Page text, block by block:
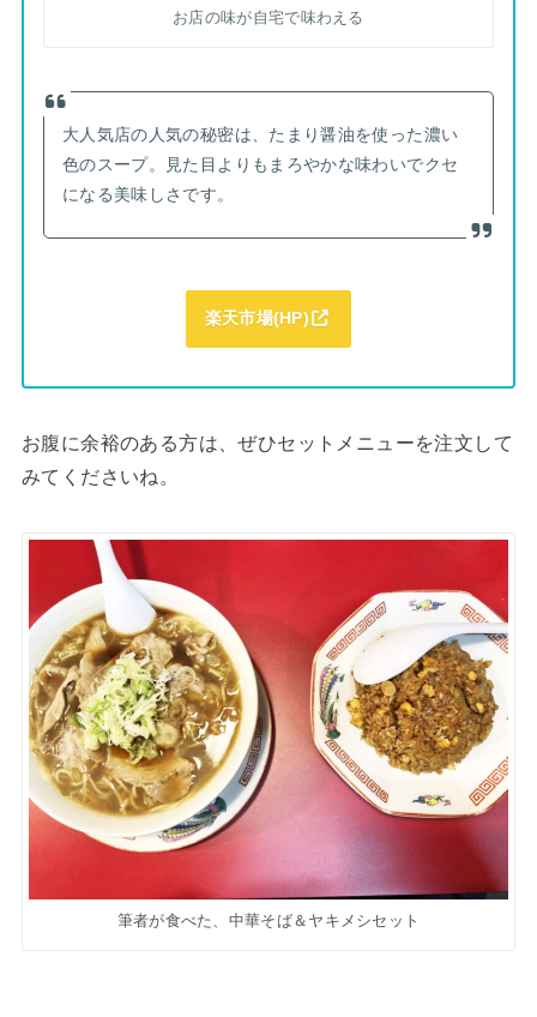
お店の味が自宅で味わえる
大人気店の人気の秘密は、たまり醤油を使った濃い
色のスープ。見た目よりもまろやかな味わいでクセ
になる美味しさです。
楽天市場(HP)
お腹に余裕のある方は、ぜひセットメニューを注文して
みてくださいね。
筆者が食べた、中華そば＆ヤキメシセット